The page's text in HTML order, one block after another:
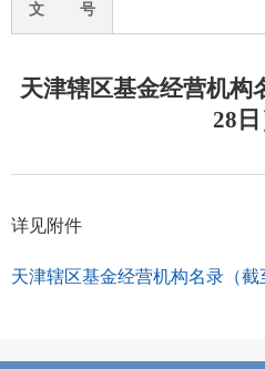
文 号
天津辖区基金经营机构
28日
详见附件
天津辖区基金经营机构名录（截